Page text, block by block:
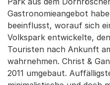
Gastronomieangebot
beeinflusst, worauf sich
Volkspark entwickelte,
Touristen nach Ankunft
wahrnehmen. Christ &
2011 umgebaut.